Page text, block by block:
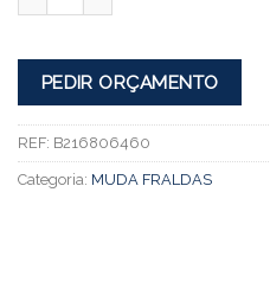
PEDIR ORÇAMENTO
REF: B216806460
Categoria: MUDA FRALDAS